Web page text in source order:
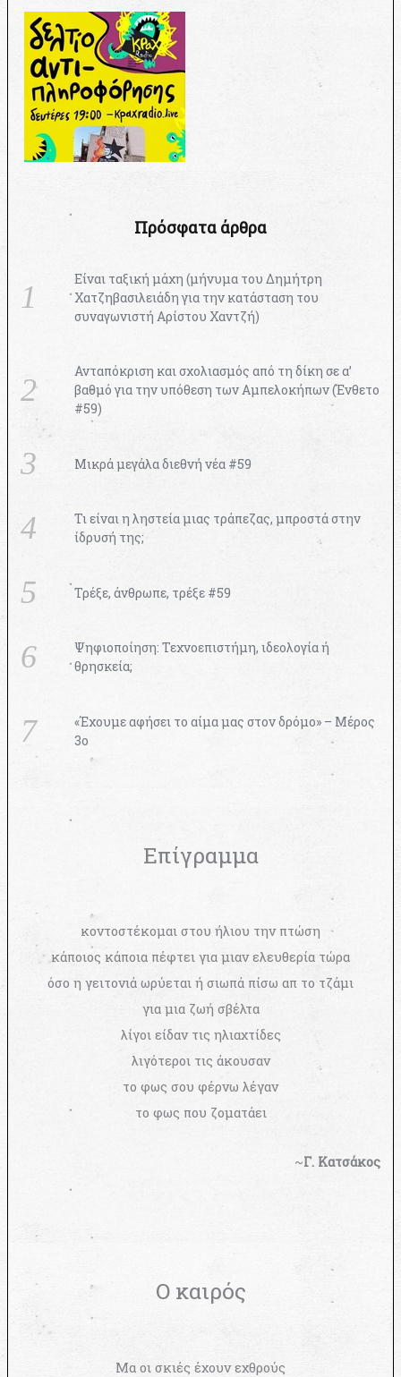
Πρόσφατα άρθρα
Είναι ταξική μάχη (μήνυμα του Δημήτρη
Χατζηβασιλειάδη για την κατάσταση του
συναγωνιστή Αρίστου Χαντζή)
Ανταπόκριση και σχολιασμός από τη δίκη σε α’
βαθμό για την υπόθεση των Αμπελοκήπων (Ένθετο
#59)
Μικρά μεγάλα διεθνή νέα #59
Τι είναι η ληστεία μιας τράπεζας, μπροστά στην
ίδρυσή της;
Τρέξε, άνθρωπε, τρέξε #59
Ψηφιοποίηση: Τεχνοεπιστήμη, ιδεολογία ή
θρησκεία;
«Έχουμε αφήσει το αίμα μας στον δρόμο» – Μέρος
3ο
Επίγραμμα
κοντοστέκομαι στου ήλιου την πτώση
κάποιος κάποια πέφτει για μιαν ελευθερία τώρα
όσο η γειτονιά ωρύεται ή σιωπά πίσω απ το τζάμι
για μια ζωή σβέλτα
λίγοι είδαν τις ηλιαχτίδες
λιγότεροι τις άκουσαν
το φως σου φέρνω λέγαν
το φως που ζοματάει
~Γ. Κατσάκος
Ο καιρός
Μα οι σκιές έχουν εχθρούς